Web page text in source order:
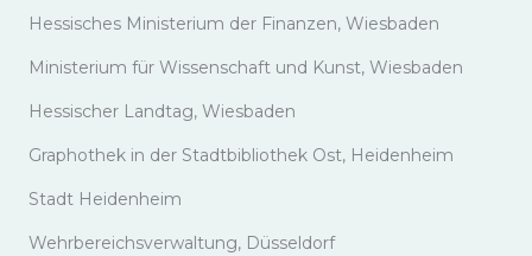
Hessisches Ministerium der Finanzen, Wiesbaden
Ministerium für Wissenschaft und Kunst, Wiesbaden
Hessischer Landtag, Wiesbaden
Graphothek in der Stadtbibliothek Ost, Heidenheim
Stadt Heidenheim
Wehrbereichsverwaltung, Düsseldorf